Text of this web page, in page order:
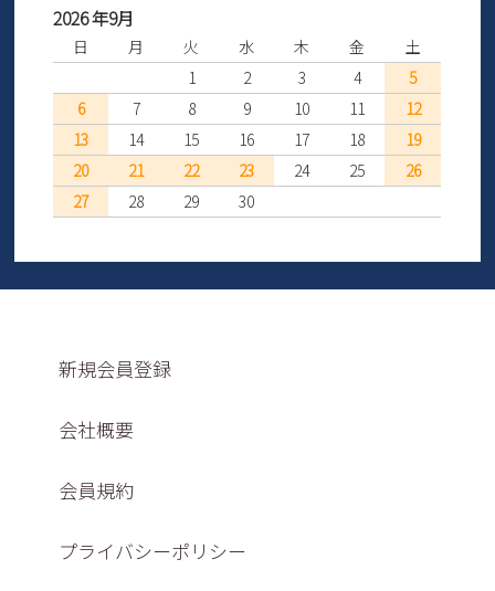
2026 年9月
日 月 火 水 木 金
土
1
2 3 4
5
6
7 8 9 10 11
12
13
14 15 16 17 18
19
20
21 22 23 24 25
26
27
28 29 30
新規会員登録
会社概要
会員規約
プライバシーポリシー